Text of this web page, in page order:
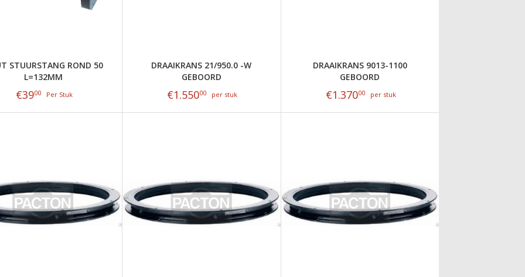
STUURSTANG ROND 50
L=132MM
€3900 Per Stuk
DRAAIKRANS 21/950.0 -W
GEBOORD
€1.55000 per stuk
DRAAIKRANS 9013-1100
GEBOORD
€1.37000 per stuk